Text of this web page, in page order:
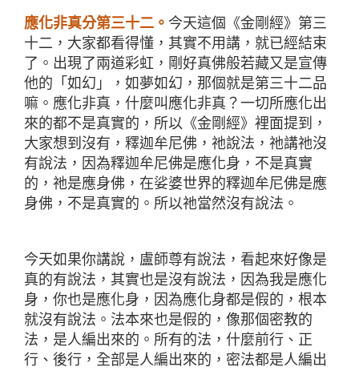
應化非真分第三十二。 今天這個《金剛經》第三
十二，大家都看得懂，其實不用講，就已經結束
了。出現了兩道彩虹，剛好真佛般若藏又是宣傳
他的「如幻」，如夢如幻，那個就是第三十二品
嘛。應化非真，什麼叫應化非真？一切所應化出
來的都不是真實的，所以《金剛經》裡面提到，
大家想到沒有，釋迦牟尼佛，祂說法，祂講祂沒
有說法，因為釋迦牟尼佛是應化身，不是真實
的，祂是應身佛，在娑婆世界的釋迦牟尼佛是應
身佛，不是真實的。所以祂當然沒有說法。
今天如果你講說，盧師尊有說法，看起來好像是
真的有說法，其實也是沒有說法，因為我是應化
身，你也是應化身，因為應化身都是假的，根本
就沒有說法。法本來也是假的，像那個密教的
法，是人編出來的。所有的法，什麼前行、正
行、後行，全部是人編出來的，密法都是人編出